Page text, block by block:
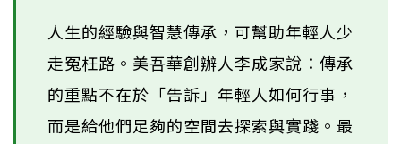
人生的經驗與智慧傳承，可幫助年輕人少
走冤枉路。美吾華創辦人李成家說：傳承
的重點不在於「告訴」年輕人如何行事，
而是給他們足夠的空間去探索與實踐。最